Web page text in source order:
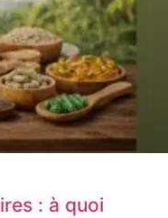
: à quoi